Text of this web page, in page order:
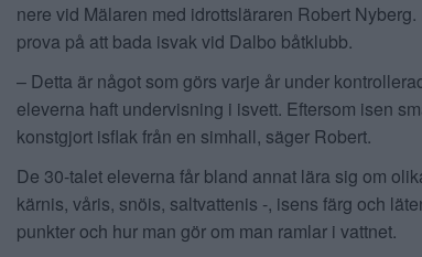
nere vid Mälaren med idrottsläraren Robert
prova på att bada isvak vid Dalbo båtklubb.
– Detta är något som görs varje år under
eleverna haft undervisning i isvett. Eftersom isen
konstgjort isflak från en simhall, säger Robert.
De 30-talet eleverna får bland annat lära sig om
kärnis, våris, snöis, saltvattenis -, isens färg och
punkter och hur man gör om man ramlar i vattnet.